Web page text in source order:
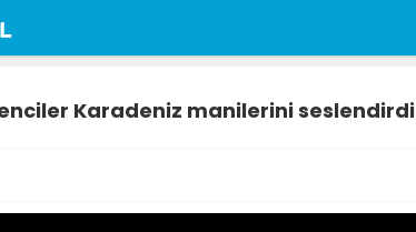
Karadeniz manilerini seslendirdi